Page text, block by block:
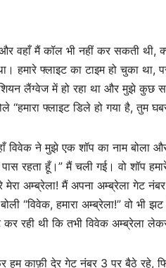
वहाँ मैं कॉल भी नहीं कर सकती थी,
फ्लाइट का टाइम हो चुका था,
लैंग्वेज में हो रहा था और मुझे कुछ
फ्लाइट डिले हो गया है, तुम
विवेक ने मुझे एक शॉप का नाम बोला
रहता हूँ।” मैं चली गई। वो शॉप
अम्ब्रेला! मैं अपना अम्ब्रेला गेट
“विवेक, हमारा अम्ब्रेला!” वो
कर रही थी कि तभी विवेक अम्ब्रेला
काफ़ी देर गेट नंबर 3 पर बैठे रहे,